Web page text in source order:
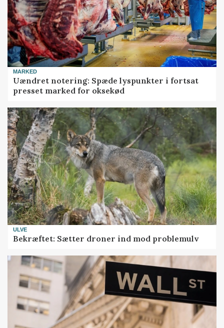
MARKED
Uændret notering: Spæde lyspunkter i fortsat
presset marked for oksekød
ULVE
Bekræftet: Sætter droner ind mod problemulv